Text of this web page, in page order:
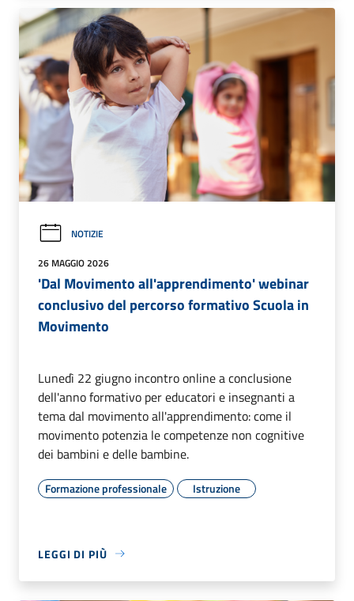
NOTIZIE
26 MAGGIO 2026
'Dal Movimento all'apprendimento' webinar
conclusivo del percorso formativo Scuola in
Movimento
Lunedì 22 giugno incontro online a conclusione
dell'anno formativo per educatori e insegnanti a
tema dal movimento all'apprendimento: come il
movimento potenzia le competenze non cognitive
dei bambini e delle bambine.
Formazione professionale Istruzione
LEGGI DI PIÙ